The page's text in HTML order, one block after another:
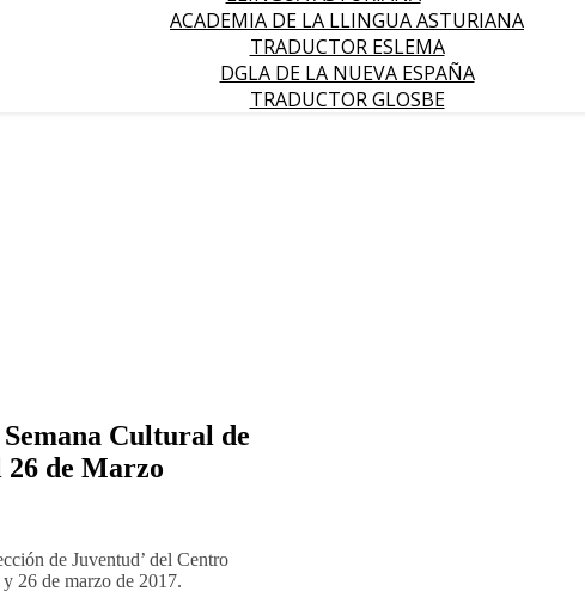
ACADEMIA DE LA LLINGUA ASTURIANA
TRADUCTOR ESLEMA
DGLA DE LA NUEVA ESPAÑA
TRADUCTOR GLOSBE
Cultural de
26 de Marzo
de Juventud’ del Centro
26 de marzo de 2017.